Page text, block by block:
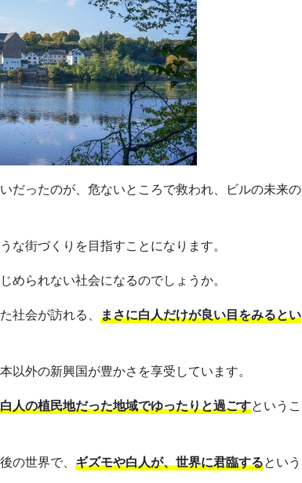
だったのが、危ないところで救われ、ビルの未来の
街づくりを目指すことになります。
られない社会になるのでしょうか。
社会が訪れる、 まさに白人だけが良い目をみるとい
外の新興国が豊かさを享受しています。
人の植民地だった地域でゆったりと過ごすというこ
の世界で、 ギズモや白人が、世界に君臨するという